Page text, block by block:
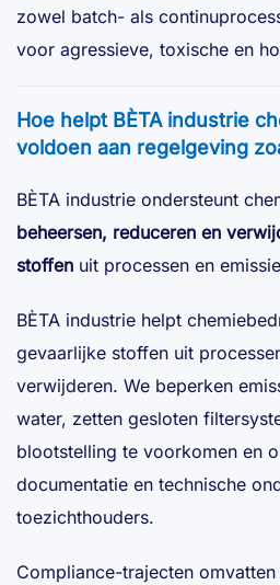
zowel batch- als
voor agressieve, toxische en
Hoe helpt BÈTA industrie
voldoen aan regelgeving
BÈTA industrie ondersteunt
beheersen, reduceren en
stoffen uit processen en
BÈTA industrie helpt
gevaarlijke stoffen uit
verwijderen. We beperken
water, zetten gesloten
blootstelling te voorkomen en
documentatie en technische
toezichthouders.
Compliance-trajecten